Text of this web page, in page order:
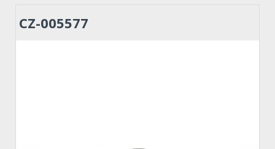
CZ-005577